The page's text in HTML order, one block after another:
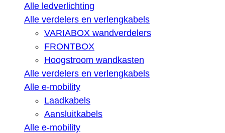
Alle ledverlichting
Alle verdelers en verlengkabels
VARIABOX wandverdelers
FRONTBOX
Hoogstroom wandkasten
Alle verdelers en verlengkabels
Alle e-mobility
Laadkabels
Aansluitkabels
Alle e-mobility